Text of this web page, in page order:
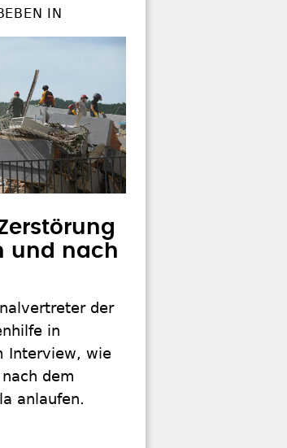
IN
und nach
der
in
Interview, wie
dem
anlaufen.